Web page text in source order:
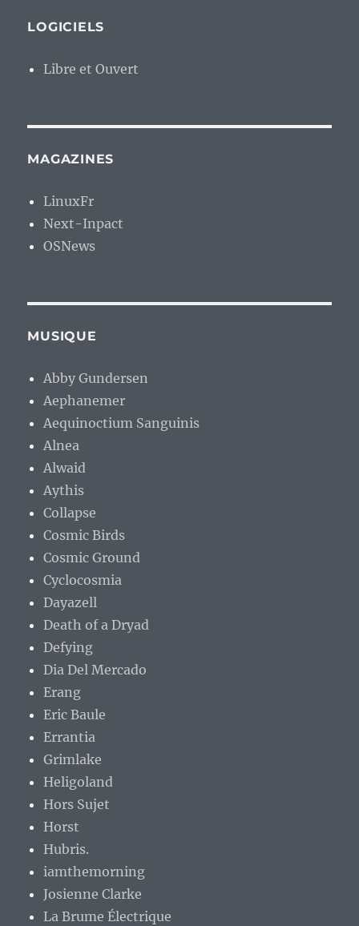
LOGICIELS
Libre et Ouvert
MAGAZINES
LinuxFr
Next-Inpact
OSNews
MUSIQUE
Abby Gundersen
Aephanemer
Aequinoctium Sanguinis
Alnea
Alwaid
Aythis
Collapse
Cosmic Birds
Cosmic Ground
Cyclocosmia
Dayazell
Death of a Dryad
Defying
Dia Del Mercado
Erang
Eric Baule
Errantia
Grimlake
Heligoland
Hors Sujet
Horst
Hubris.
iamthemorning
Josienne Clarke
La Brume Électrique